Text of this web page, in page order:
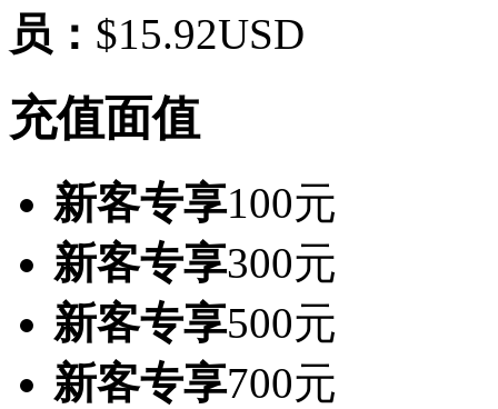
员： $15.92USD
充值面值
新客专享100元
新客专享300元
新客专享500元
新客专享700元